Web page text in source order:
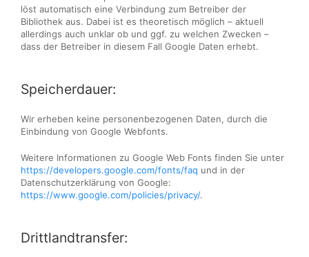
löst automatisch eine Verbindung zum Betreiber der
Bibliothek aus. Dabei ist es theoretisch möglich – aktuell
allerdings auch unklar ob und ggf. zu welchen Zwecken –
dass der Betreiber in diesem Fall Google Daten erhebt.
Speicherdauer:
Wir erheben keine personenbezogenen Daten, durch die
Einbindung von Google Webfonts.
Weitere Informationen zu Google Web Fonts finden Sie unter
https://developers.google.com/fonts/faq und in der
Datenschutzerklärung von Google:
https://www.google.com/policies/privacy/.
Drittlandtransfer: